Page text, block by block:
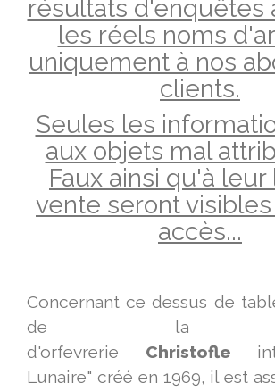
résultats d'enquêtes
les réels noms
uniquement à nos
clients.
Seules les
aux objets mal
Faux ainsi qu'à leur
vente seront
accès...
Concernant ce dessus de
de la
d'orfevrerie Christofle
Lunaire" créé en 1969, il est